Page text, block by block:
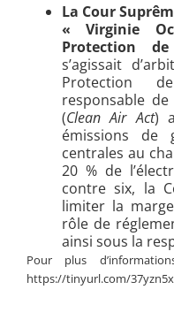
La Cour
« Virginie
Protection
s’agissait
Protection
responsable
(Clean Air Act)
émissions
centrales au
20 % de
contre six, la
limiter la
rôle de
ainsi sous la
Pour plus
https://tinyurl.com/